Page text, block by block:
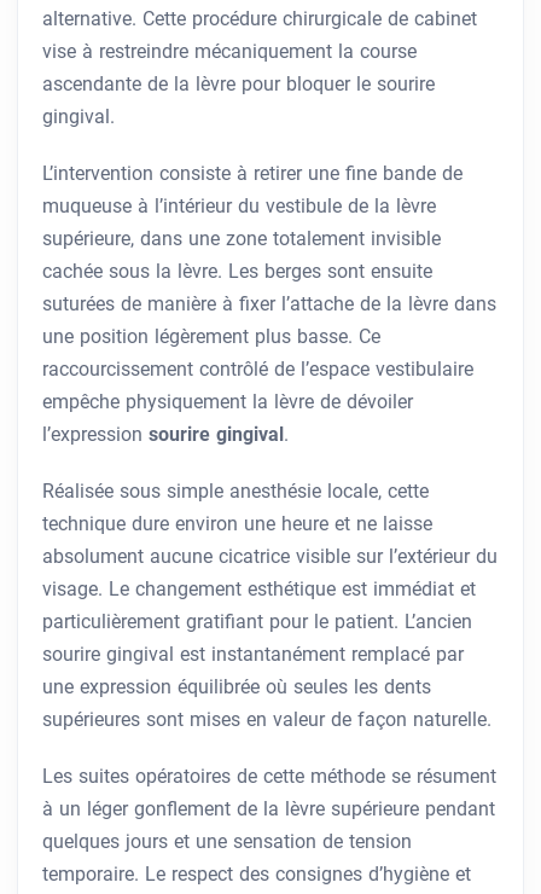
alternative. Cette procédure chirurgicale de cabinet
vise à restreindre mécaniquement la course
ascendante de la lèvre pour bloquer le sourire
gingival.
L’intervention consiste à retirer une fine bande de
muqueuse à l’intérieur du vestibule de la lèvre
supérieure, dans une zone totalement invisible
cachée sous la lèvre. Les berges sont ensuite
suturées de manière à fixer l’attache de la lèvre dans
une position légèrement plus basse. Ce
raccourcissement contrôlé de l’espace vestibulaire
empêche physiquement la lèvre de dévoiler
l’expression sourire gingival .
Réalisée sous simple anesthésie locale, cette
technique dure environ une heure et ne laisse
absolument aucune cicatrice visible sur l’extérieur du
visage. Le changement esthétique est immédiat et
particulièrement gratifiant pour le patient. L’ancien
sourire gingival est instantanément remplacé par
une expression équilibrée où seules les dents
supérieures sont mises en valeur de façon naturelle.
Les suites opératoires de cette méthode se résument
à un léger gonflement de la lèvre supérieure pendant
quelques jours et une sensation de tension
temporaire. Le respect des consignes d’hygiène et